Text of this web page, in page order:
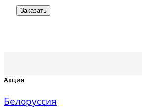
Заказать
Акция
Белоруссия